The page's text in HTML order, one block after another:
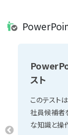
スト
このテスト
社員候補者
な知識と操